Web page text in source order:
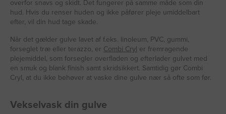
overfor snavs og skidt. Det fungerer på samme måde som din
hud. Hvis du renser huden og ikke påfører pleje umiddelbart
efter, vil din hud tage skade.
Når det gælder gulve lavet af f.eks. linoleum, PVC, gummi,
forseglet træ eller terazzo, er Combi Cryl er fremragende
plejemiddel, som forsegler overfladen og efterlader gulvet med
en smuk og blank finish samt skridsikkert. Samtidig gør Combi
Cryl, at du ikke behøver at vaske dine gulve nær så ofte som før.
Vekselvask din gulve